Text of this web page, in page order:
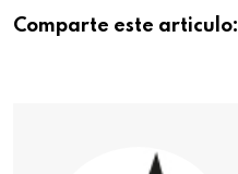
Comparte este articulo: